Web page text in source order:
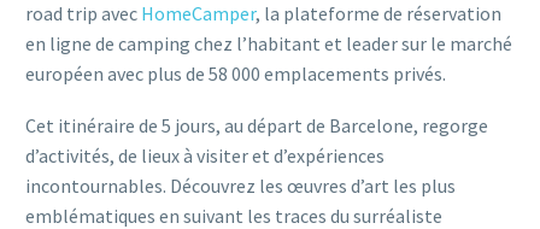
road trip avec HomeCamper, la plateforme de réservation
en ligne de camping chez l’habitant et leader sur le marché
européen avec plus de 58 000 emplacements privés.
Cet itinéraire de 5 jours, au départ de Barcelone, regorge
d’activités, de lieux à visiter et d’expériences
incontournables. Découvrez les œuvres d’art les plus
emblématiques en suivant les traces du surréaliste